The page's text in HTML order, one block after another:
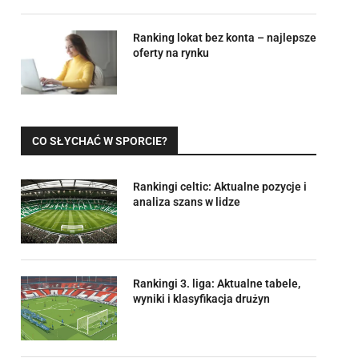
Ranking lokat bez konta – najlepsze
oferty na rynku
CO SŁYCHAĆ W SPORCIE?
Rankingi celtic: Aktualne pozycje i
analiza szans w lidze
Rankingi 3. liga: Aktualne tabele,
wyniki i klasyfikacja drużyn